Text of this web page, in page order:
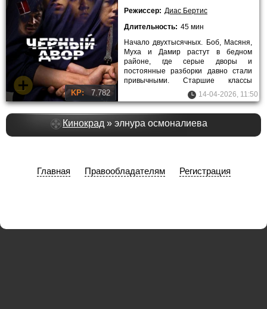
KP: 7.782
Режиссер: Диас Бертис
Длительность: 45 мин
Начало двухтысячных. Боб, Масяня,
Муха и Дамир растут в бедном
районе, где серые дворы и
постоянные разборки давно стали
привычными. Старшие классы
проходят без особых планов на
будущее.
14-04-2026, 11:50
Кинокрад » элнура осмоналиева
Главная Правообладателям Регистрация